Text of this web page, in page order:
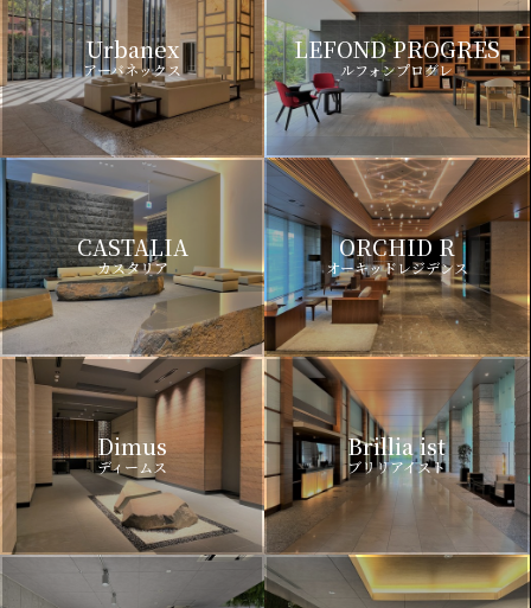
Urbanex
アーバネックス
LEFOND PROGRES
ルフォンプログレ
CASTALIA
カスタリア
ORCHID R
オーキッドレジデンス
Dimus
ディームス
Brillia ist
ブリリアイスト